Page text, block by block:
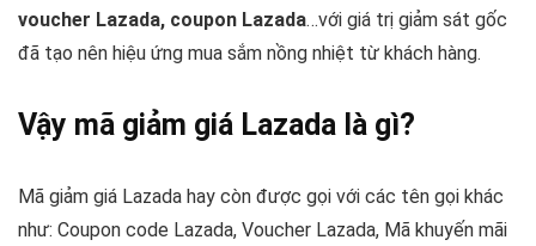
voucher Lazada, coupon Lazada…với giá trị giảm sát gốc
đã tạo nên hiệu ứng mua sắm nồng nhiệt từ khách hàng.
Vậy mã giảm giá Lazada là gì?
Mã giảm giá Lazada hay còn được gọi với các tên gọi khác
như: Coupon code Lazada, Voucher Lazada, Mã khuyến mãi